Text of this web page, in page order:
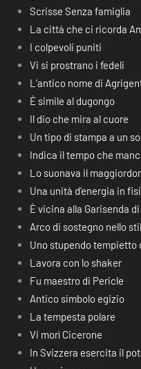
Scrisse Senza famiglia
La città che ci ricorda
I colpevoli puniti
Vi si prostrano i fedeli
L’antico nome di
È simile al dugongo
Il dio che mira al cuore
Un tipo di stampa a un
Indica il tempo che
Lo suonava il
Una unità d’energia in
È vicina alla Garisenda
Arco di sostegno nello
Uno stupendo tempietto
Lavora con lo shaker
Fu maestro di Pericle
Antico simbolo egizio
La tempesta polare
Vi morì Cicerone
In Svizzera esercita il